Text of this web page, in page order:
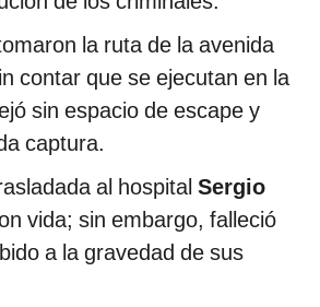
la ruta de la avenida
contar que se ejecutan en la
sin espacio de escape y
captura.
al hospital Sergio
vida; sin embargo, falleció
a la gravedad de sus